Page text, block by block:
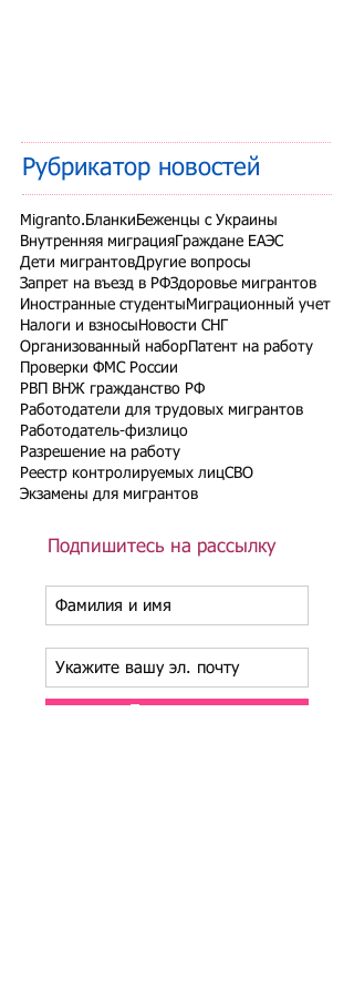
Рубрикатор новостей
Migranto.Бланки Беженцы с Украины
Внутренняя миграция Граждане ЕАЭС
Дети мигрантовДругие вопросы
Запрет на въезд в РФЗдоровье мигрантов
Иностранные студенты Миграционный учет
Налоги и взносы Новости СНГ
Организованный набор Патент на работу
Проверки ФМС России
РВП ВНЖ гражданство РФ
Работодатели для трудовых мигрантов
Работодатель-физлицо
Разрешение на работу
Реестр контролируемых лицСВО
Экзамены для мигрантов
Подпишитесь на рассылку